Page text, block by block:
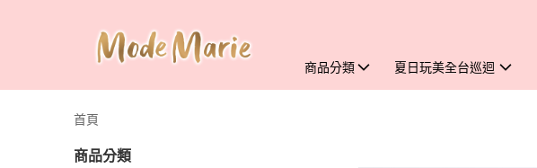
商品分類 夏日玩美全台巡迴
首頁
商品分類